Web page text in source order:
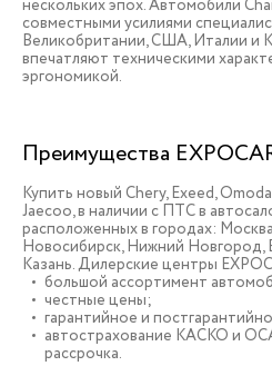
нескольких эпох. Автомобили
совместными усилиями
Великобритании, США, Италии и
впечатляют техническими
эргономикой.
Преимущества
Купить новый Chery, Exeed,
Jaecoo, в наличии c ПТС в
расположенных в городах:
Новосибирск, Нижний Новгород,
Казань. Дилерские центры
большой ассортимент
честные цены;
гарантийное и
автострахование КАСКО и
рассрочка.